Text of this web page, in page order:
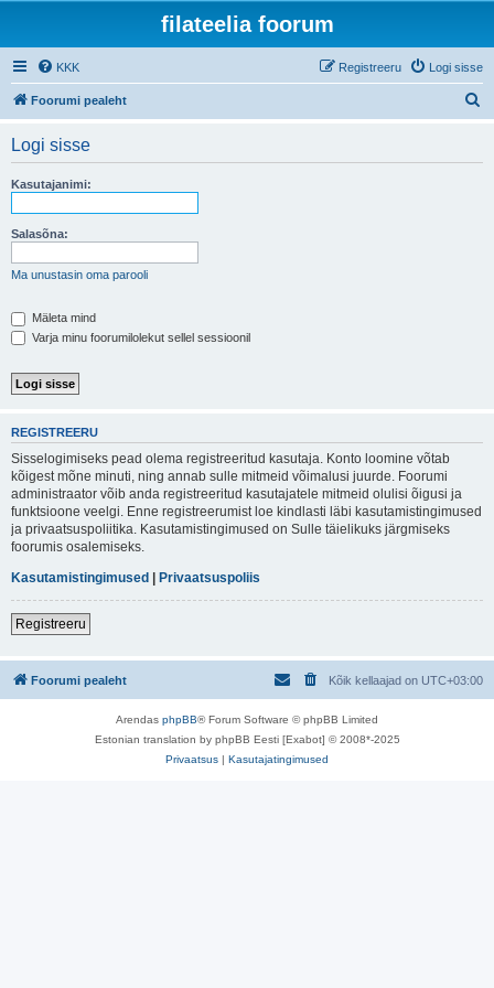
filateelia foorum
KKK Logi sisse
Registreeru
Foorumi pealeht
Logi sisse
Kasutajanimi:
Salasõna:
Ma unustasin oma parooli
Mäleta mind
Varja minu foorumilolekut sellel sessioonil
REGISTREERU
Sisselogimiseks pead olema registreeritud kasutaja. Konto loomine võtab
kõigest mõne minuti, ning annab sulle mitmeid võimalusi juurde. Foorumi
administraator võib anda registreeritud kasutajatele mitmeid olulisi õigusi ja
funktsioone veelgi. Enne registreerumist loe kindlasti läbi kasutamistingimused
ja privaatsuspoliitika. Kasutamistingimused on Sulle täielikuks järgmiseks
foorumis osalemiseks.
Kasutamistingimused | Privaatsuspoliis
Registreeru
Foorumi pealeht Kõik kellaajad on UTC+03:00
Arendas phpBB® Forum Software © phpBB Limited
Estonian translation by phpBB Eesti [Exabot] © 2008*-2025
Privaatsus | Kasutajatingimused